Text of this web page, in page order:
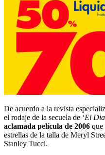
De acuerdo a la revista
el rodaje de la secuela de ‘El
aclamada película de 2006 que
estrellas de la talla de Meryl
Stanley Tucci.